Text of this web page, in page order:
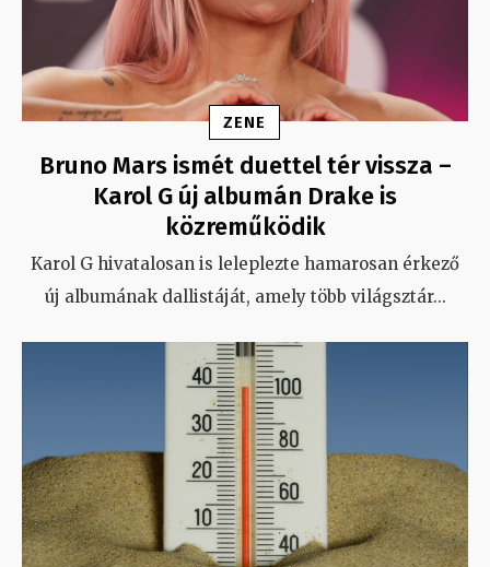
ZENE
Bruno Mars ismét duettel tér vissza –
Karol G új albumán Drake is
közreműködik
Karol G hivatalosan is leleplezte hamarosan érkező
új albumának dallistáját, amely több világsztár...